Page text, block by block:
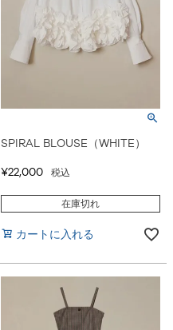
SPIRAL BLOUSE（WHITE）
¥22,000 税込
在庫切れ
カートに入れる